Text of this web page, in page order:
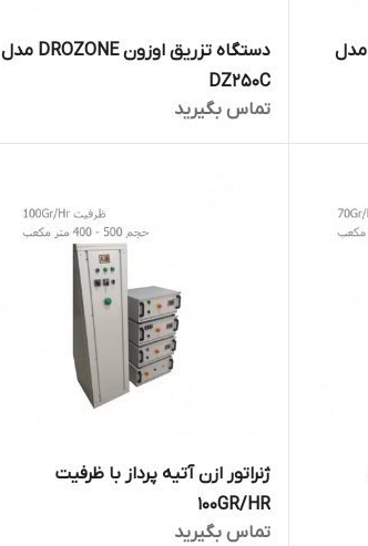
دستگاه تزریق ازن PROZONE مدل
دستگاه تزریق اوزون DROZONE مدل
DZ250C
تماس بگیرید
ژنراتور ازن آتیه پرداز با ظرفیت
100GR/HR
تماس بگیرید